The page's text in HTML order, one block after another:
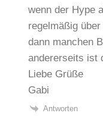
wenn der Hype
regelmäßig
dann manchen
andererseits ist
Liebe Grüße
Gabi
Antworten